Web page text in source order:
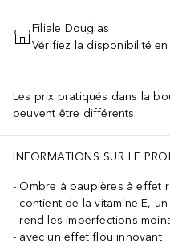
Filiale Douglas
Vérifiez la disponibilité en
Les prix pratiqués dans la
peuvent être différents
INFORMATIONS SUR LE
Ombre à paupières à effet
contient de la vitamine E,
rend les imperfections
avec un effet flou innovant